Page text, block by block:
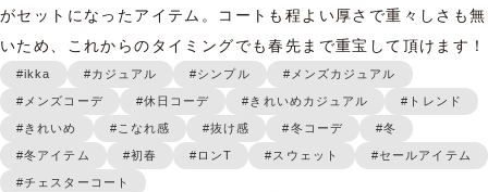
がセットになったアイテム。コートも程よい厚さで重々しさも無
いため、これからのタイミングでも春先まで重宝して頂けます！
#ikka #カジュアル #シンプル #メンズカジュアル
#メンズコーデ #休日コーデ #きれいめカジュアル #トレンド
#きれいめ #こなれ感 #抜け感 #冬コーデ #冬
#冬アイテム #初春 #ロンT #スウェット #セールアイテム
#チェスターコート